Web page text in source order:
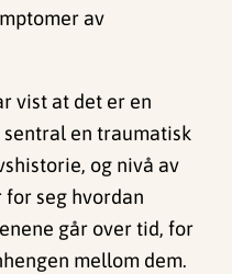
av
vist at det er en
en traumatisk
og nivå av
for seg hvordan
går over tid, for
mellom dem.